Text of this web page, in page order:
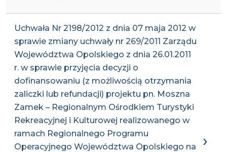
Uchwała Nr 2198/2012 z dnia 07 maja 2012 w
sprawie zmiany uchwały nr 269/2011 Zarządu
Województwa Opolskiego z dnia 26.01.2011
r. w sprawie przyjęcia decyzji o
dofinansowaniu (z możliwością otrzymania
zaliczki lub refundacji) projektu pn. Moszna
Zamek – Regionalnym Ośrodkiem Turystyki
Rekreacyjnej i Kulturowej realizowanego w
ramach Regionalnego Programu
Operacyjnego Województwa Opolskiego na